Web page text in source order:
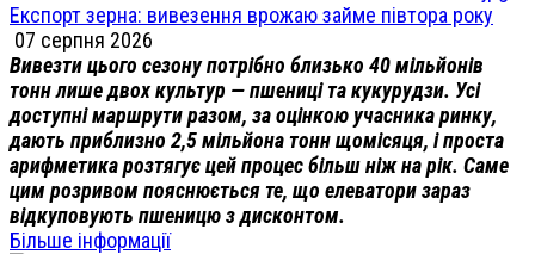
Експорт зерна: вивезення врожаю займе півтора року
07 серпня 2026
Вивезти цього сезону потрібно близько 40 мільйонів
тонн лише двох культур — пшениці та кукурудзи. Усі
доступні маршрути разом, за оцінкою учасника ринку,
дають приблизно 2,5 мільйона тонн щомісяця, і проста
арифметика розтягує цей процес більш ніж на рік. Саме
цим розривом пояснюється те, що елеватори зараз
відкуповують пшеницю з дисконтом.
Більше інформації